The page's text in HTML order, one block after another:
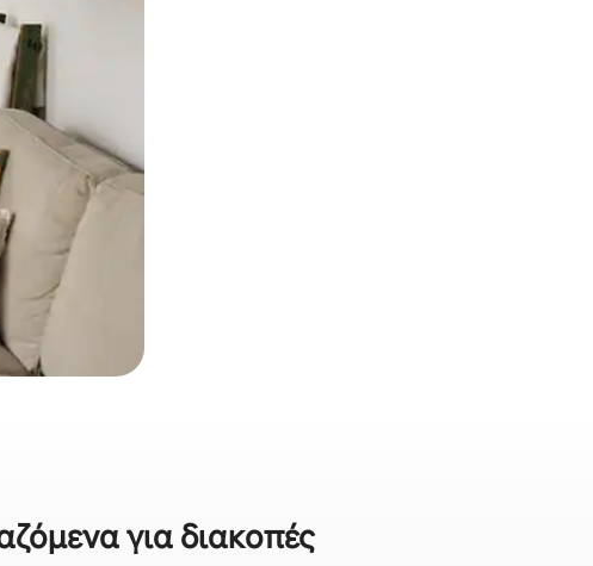
για διακοπές